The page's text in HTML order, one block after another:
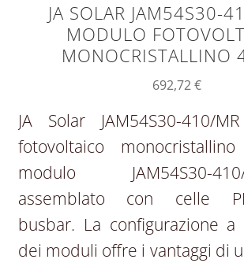
JA SOLAR JAM54S30-
MODULO
MONOCRISTALLINO
692,72€
JA Solar JAM54S30-410/
fotovoltaico
modulo JAM54S30-
assemblato con celle
busbar. La configurazione a
dei moduli offre i vantaggi di